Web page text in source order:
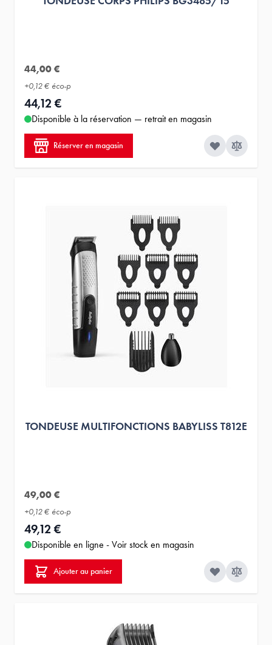
44,00 €
+0,12 € éco-p
44,12 €
Disponible à la réservation — retrait en magasin
Réserver en magasin
TONDEUSE MULTIFONCTIONS BABYLISS T812E
49,00 €
+0,12 € éco-p
49,12 €
Disponible en ligne - Voir stock en magasin
Ajouter au panier